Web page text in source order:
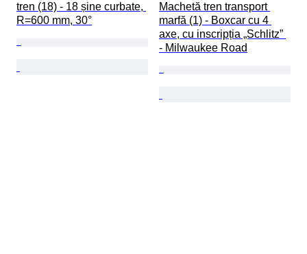
tren (18) - 18 șine curbate,
R=600 mm, 30°
Machetă tren transport
marfă (1) - Boxcar cu 4
axe, cu inscripția „Schlitz”
- Milwaukee Road